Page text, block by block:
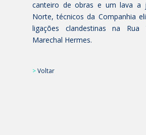
canteiro de obras e um lava a
Norte, técnicos da Companhia
ligações clandestinas na Rua
Marechal Hermes.
>Voltar